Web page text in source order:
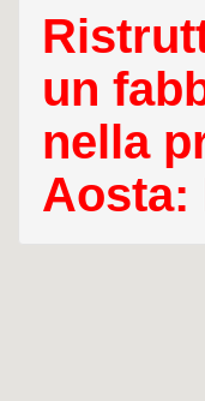
un
nella
Aosta: